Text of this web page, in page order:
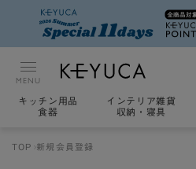
MENU
キッチン用品
食器
インテリア雑貨
収納・寝具
TOP 新規会員登録